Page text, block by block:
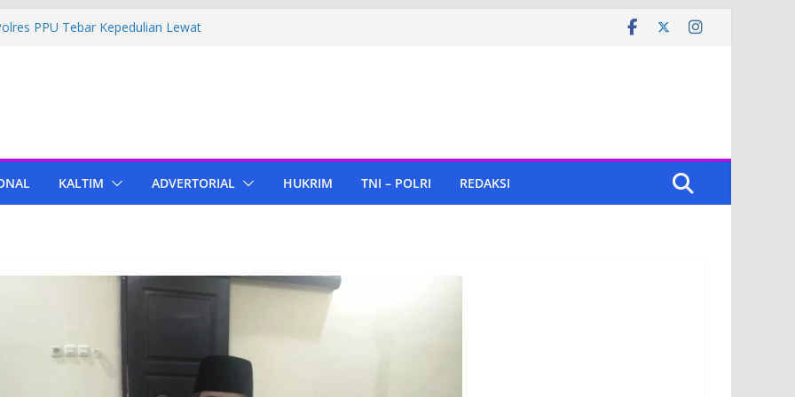
PPU Tebar Kepedulian Lewat
Cepu
di KIPP Karena Jual Air Mineral
Bupati PPU Dukung
Lampu, Polres PPU Ringkus Pria
KALTIM ADVERTORIAL HUKRIM TNI – POLRI REDAKSI